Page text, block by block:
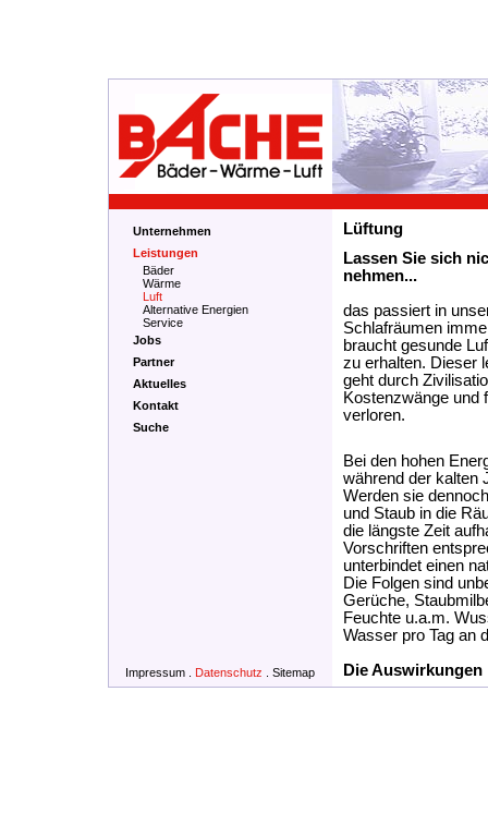
Unternehmen
Leistungen
Bäder
Wärme
Luft
Alternative Energien
Service
Jobs
Partner
Aktuelles
Kontakt
Suche
Lüftung
Lassen Sie sich
nehmen...
das passiert in
Schlafräumen
braucht gesunde
zu erhalten. Dieser
geht durch
Kostenzwänge und
Bei den hohen
während der kalten
Werden sie
und Staub in die
die längste Zeit
Vorschriften
unterbindet einen
Die Folgen sind
Gerüche,
Feuchte u.a.m.
Wasser pro Tag an
Die
Impressum Datenschutz Sitemap